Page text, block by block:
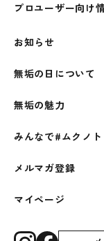
プロユーザー向け
お知らせ
無垢の日について
無垢の魅力
みんなで#ムクノト
メルマガ登録
マイページ